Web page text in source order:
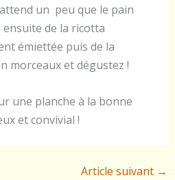
un peu que le pain
de la ricotta
émiettée puis de la
morceaux et dégustez !
une planche à la bonne
et convivial !
Article suivant →